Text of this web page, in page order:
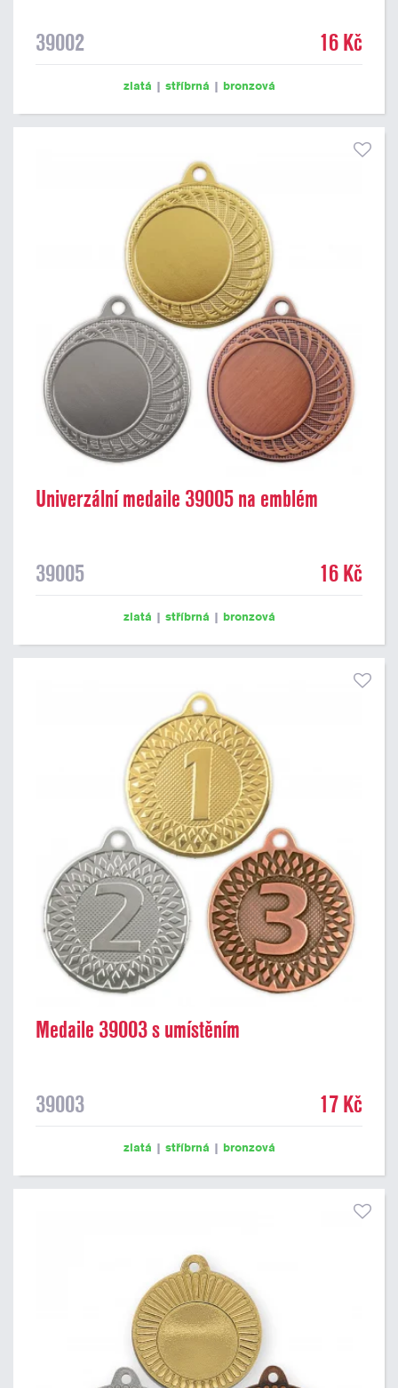
39002 16 Kč
zlatá | stříbrná | bronzová
Univerzální medaile 39005 na emblém
39005 16 Kč
zlatá | stříbrná | bronzová
Medaile 39003 s umístěním
39003 17 Kč
zlatá | stříbrná | bronzová